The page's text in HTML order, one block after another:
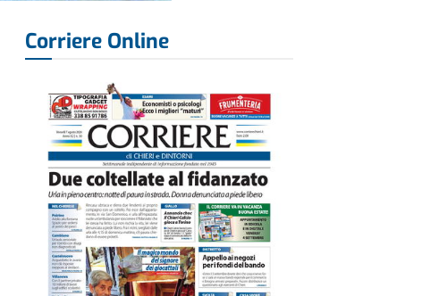
Corriere Online